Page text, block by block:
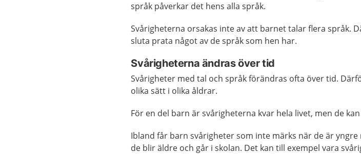
språk påverkar det hens alla språk.
Svårigheterna orsakas inte av att barnet talar flera språk.
sluta prata något av de språk som hen har.
Svårigheterna ändras över tid
Svårigheter med tal och språk förändras ofta över tid.
olika sätt i olika åldrar.
För en del barn är svårigheterna kvar hela livet, men de
Ibland får barn svårigheter som inte märks när de är yngre
de blir äldre och går i skolan. Det kan till exempel vara